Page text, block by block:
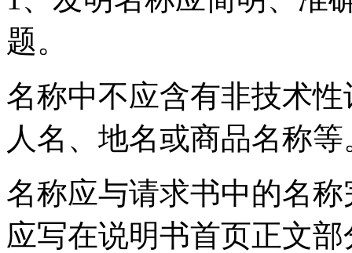
题。
名称中不应含有非技术
人名、地名或商品名称等
名称应与请求书中的名
应写在说明书首页正文